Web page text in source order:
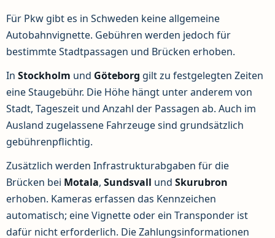
Für Pkw gibt es in Schweden keine allgemeine
Autobahnvignette. Gebühren werden jedoch für
bestimmte Stadtpassagen und Brücken erhoben.
In Stockholm und Göteborg gilt zu festgelegten Zeiten
eine Staugebühr. Die Höhe hängt unter anderem von
Stadt, Tageszeit und Anzahl der Passagen ab. Auch im
Ausland zugelassene Fahrzeuge sind grundsätzlich
gebührenpflichtig.
Zusätzlich werden Infrastrukturabgaben für die
Brücken bei Motala, Sundsvall und Skurubron
erhoben. Kameras erfassen das Kennzeichen
automatisch; eine Vignette oder ein Transponder ist
dafür nicht erforderlich. Die Zahlungsinformationen